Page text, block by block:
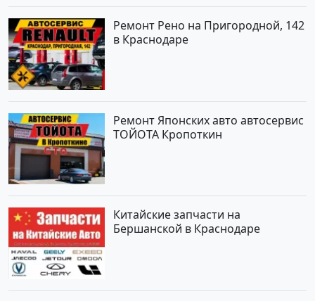
Ремонт Рено на Пригородной, 142
в Краснодаре
Ремонт Японских авто автосервис
ТОЙОТА Кропоткин
Китайские запчасти на
Бершанской в Краснодаре